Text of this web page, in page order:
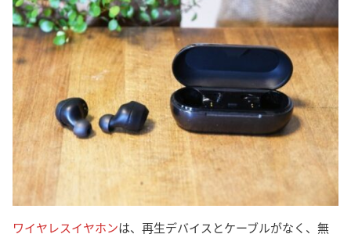
ワイヤレスイヤホンは、再生デバイスとケーブルがなく、無